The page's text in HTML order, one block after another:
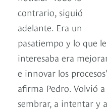
contrario, siguió
adelante. Era un
pasatiempo y lo que le
interesaba era
e innovar los
afirma Pedro. Volvió a
sembrar, a intentar y a